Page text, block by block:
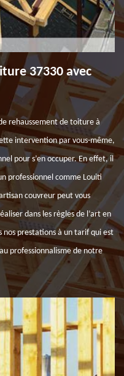
37330 avec
rehaussement de toiture à
intervention par vous-même,
pour s’en occuper. En effet, il
professionnel comme Louiti
couvreur peut vous
dans les règles de l’art en
nos prestations à un tarif qui est
professionnalisme de notre